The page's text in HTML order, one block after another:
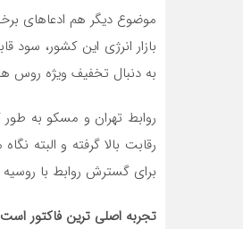
موضوع دیگر هم ادعاهای
بازار انرژی این کشور،
به دنبال تخفیف ویژه روس
روابط تهران و مسکو به
رقابت بالا گرفته و البته
برای گسترش روابط با
تجربه اصلی ترین فاکتور است